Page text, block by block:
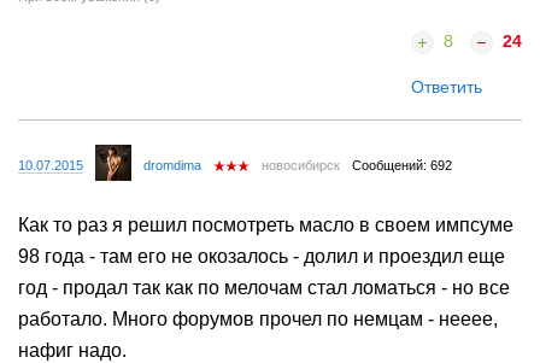
8 24
Ответить
10.07.2015 dromdima новосибирск Сообщений: 692
Как то раз я решил посмотреть масло в своем импсуме
98 года - там его не окозалось - долил и проездил еще
год - продал так как по мелочам стал ломаться - но все
работало. Много форумов прочел по немцам - нееее,
нафиг надо.